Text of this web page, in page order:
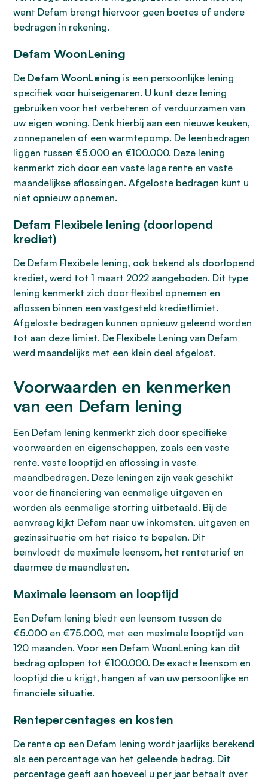
want Defam brengt hiervoor geen boetes of andere
bedragen in rekening.
Defam WoonLening
De Defam WoonLening is een persoonlijke lening
specifiek voor huiseigenaren. U kunt deze lening
gebruiken voor het verbeteren of verduurzamen van
uw eigen woning. Denk hierbij aan een nieuwe keuken,
zonnepanelen of een warmtepomp. De leenbedragen
liggen tussen €5.000 en €100.000. Deze lening
kenmerkt zich door een vaste lage rente en vaste
maandelijkse aflossingen. Afgeloste bedragen kunt u
niet opnieuw opnemen.
Defam Flexibele lening (doorlopend
krediet)
De Defam Flexibele lening, ook bekend als doorlopend
krediet, werd tot 1 maart 2022 aangeboden. Dit type
lening kenmerkt zich door flexibel opnemen en
aflossen binnen een vastgesteld kredietlimiet.
Afgeloste bedragen kunnen opnieuw geleend worden
tot aan deze limiet. De Flexibele Lening van Defam
werd maandelijks met een klein deel afgelost.
Voorwaarden en kenmerken
van een Defam lening
Een Defam lening kenmerkt zich door specifieke
voorwaarden en eigenschappen, zoals een vaste
rente, vaste looptijd en aflossing in vaste
maandbedragen. Deze leningen zijn vaak geschikt
voor de financiering van eenmalige uitgaven en
worden als eenmalige storting uitbetaald. Bij de
aanvraag kijkt Defam naar uw inkomsten, uitgaven en
gezinssituatie om het risico te bepalen. Dit
beïnvloedt de maximale leensom, het rentetarief en
daarmee de maandlasten.
Maximale leensom en looptijd
Een Defam lening biedt een leensom tussen de
€5.000 en €75.000, met een maximale looptijd van
120 maanden. Voor een Defam WoonLening kan dit
bedrag oplopen tot €100.000. De exacte leensom en
looptijd die u krijgt, hangen af van uw persoonlijke en
financiële situatie.
Rentepercentages en kosten
De rente op een Defam lening wordt jaarlijks berekend
als een percentage van het geleende bedrag. Dit
percentage geeft aan hoeveel u per jaar betaalt over